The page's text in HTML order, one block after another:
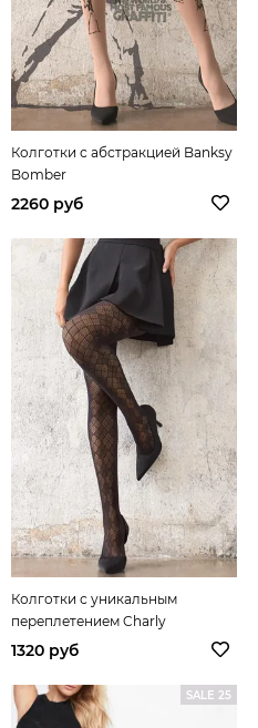
Колготки с абстракцией Banksy
Bomber
2260 руб
Колготки с уникальным
переплетением Charly
1320 руб
SALE 25